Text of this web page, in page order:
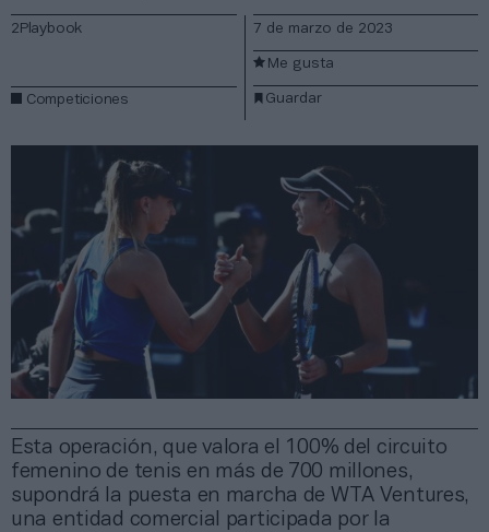
Esta operación, que valora el 100% del circuito
femenino de tenis en más de 700 millones,
supondrá la puesta en marcha de WTA Ventures,
una entidad comercial participada por la
2Playbook
Competiciones
7 de marzo de 2023
Guardar
Me gusta